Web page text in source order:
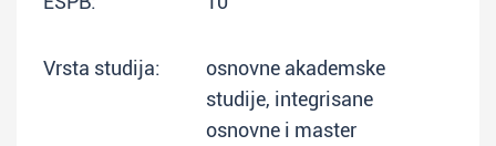
Vrsta studija:
osnovne akademske
studije, integrisane
osnovne i master